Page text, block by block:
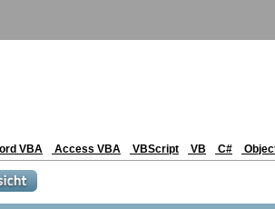
VBA Access VBA VBScript VB C#